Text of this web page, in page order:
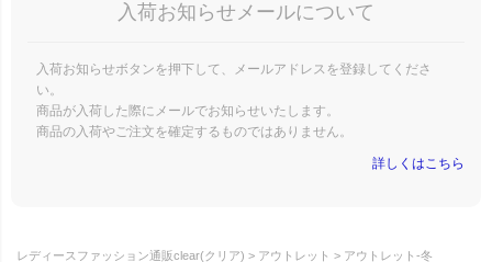
入荷お知らせメールについて
入荷お知らせボタンを押下して、メールアドレスを登録してくださ
い。
商品が入荷した際にメールでお知らせいたします。
商品の入荷やご注文を確定するものではありません。
詳しくはこちら
レディースファッション通販clear(クリア) アウトレット
アウトレット-冬